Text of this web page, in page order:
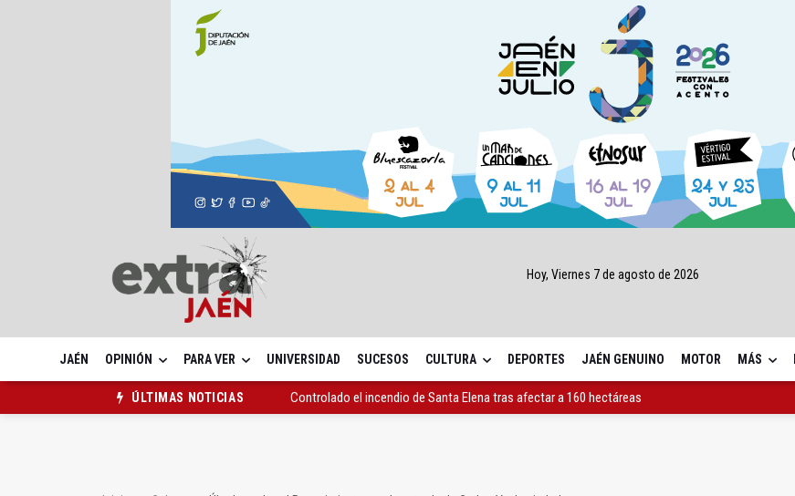
Hoy, Viernes 7 de agosto de 2026
JAÉN OPINIÓN PARA VER UNIVERSIDAD SUCESOS CULTURA DEPORTES JAÉN GENUINO MOTOR MÁS
ÚLTIMAS NOTICIAS
Controlado el incendio de Santa Elena tras afectar a 160 hectáreas